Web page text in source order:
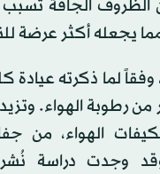
أن الظروف الجافة
يجعله أكثر عرضة
لما ذكرته عيادة
رطوبة الهواء. وتزيد
الهواء، من
وجدت دراسة